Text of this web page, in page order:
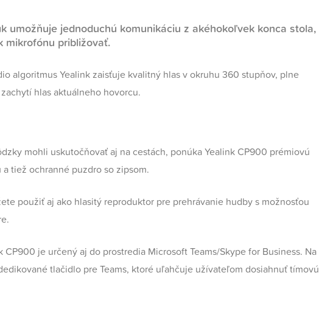
umožňuje jednoduchú komunikáciu z akéhokoľvek konca stola,
mikrofónu približovať.
algoritmus Yealink zaisťuje kvalitný hlas v okruhu 360 stupňov, plne
hlas aktuálneho hovorcu.
mohli uskutočňovať aj na cestách, ponúka Yealink CP900 prémiovú
tiež ochranné puzdro so zipsom.
použiť aj ako hlasitý reproduktor pre prehrávanie hudby s možnosťou
je určený aj do prostredia Microsoft Teams/Skype for Business. Na
tlačidlo pre Teams, ktoré uľahčuje užívateľom dosiahnuť tímovú